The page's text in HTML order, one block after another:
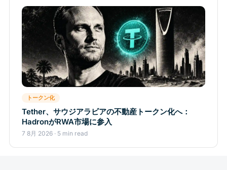
トークン化
Tether、サウジアラビアの不動産トークン化へ：
HadronがRWA市場に参入
7 8月 2026 · 5 min read